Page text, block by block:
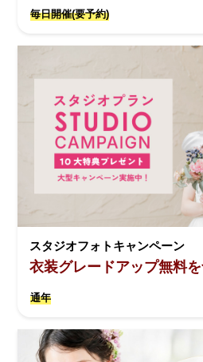
毎日開催(要予約)
スタジオフォトキャンペーン
衣装グレードアップ無料を
通年